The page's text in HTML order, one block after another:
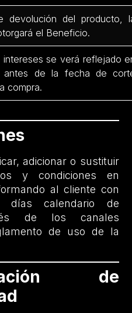
devolución del producto,
el Beneficio.
intereses se verá reflejado
antes de la fecha de
compra.
adicionar o sustituir
y condiciones en
al cliente con
calendario de
de los canales
de uso de la
de